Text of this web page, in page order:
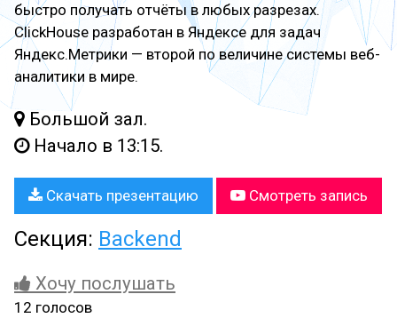
быстро получать отчёты в любых разрезах.
ClickHouse разработан в Яндексе для задач
Яндекс.Метрики — второй по величине системы веб-
аналитики в мире.
Большой зал.
Начало в 13:15.
Скачать презентацию Смотреть запись
Секция: Backend
Хочу послушать
12 голосов